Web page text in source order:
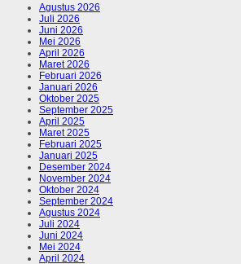
Agustus 2026
Juli 2026
Juni 2026
Mei 2026
April 2026
Maret 2026
Februari 2026
Januari 2026
Oktober 2025
September 2025
April 2025
Maret 2025
Februari 2025
Januari 2025
Desember 2024
November 2024
Oktober 2024
September 2024
Agustus 2024
Juli 2024
Juni 2024
Mei 2024
April 2024